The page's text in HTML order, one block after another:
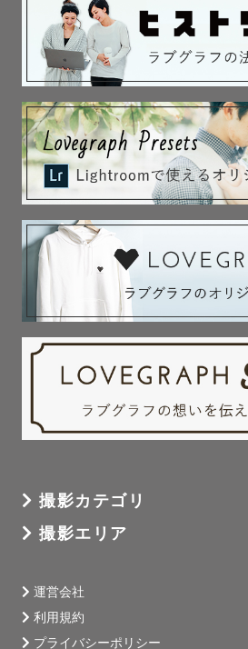
撮影カテゴリ
撮影エリア
運営会社
利用規約
プライバシーポリシー